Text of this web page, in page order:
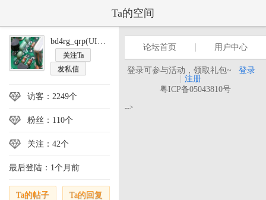
Ta的空间
bd4rg_qrp(UID:360796)
关注Ta
发私信
访客：2249个
粉丝：110个
关注：42个
最后登陆：1个月前
Ta的帖子 Ta的回复
论坛首页 用户中心
登录可参与活动，领取礼包~
登录
注册
粤ICP备05043810号
-->